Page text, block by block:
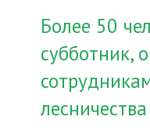
Более 50
субботник,
лесничества